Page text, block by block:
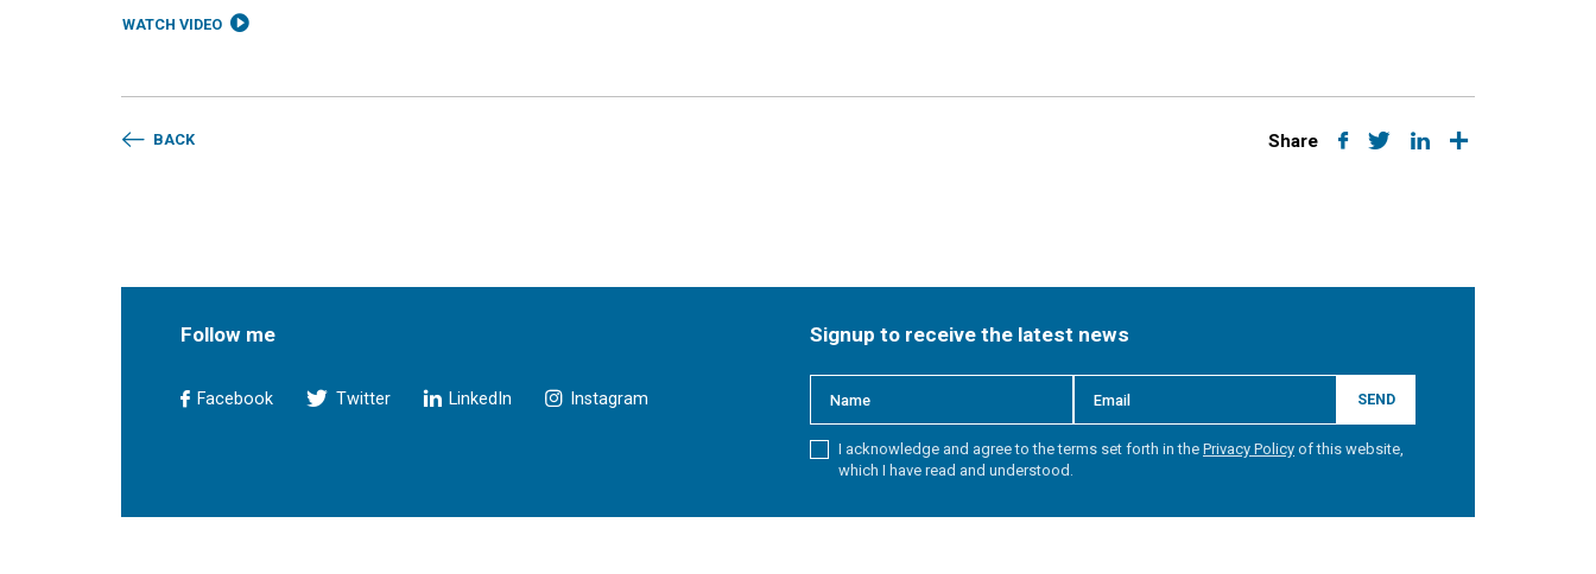
WATCH VIDEO
BACK Share
Follow me
Facebook Twitter LinkedIn Instagram
Signup to receive the latest news
SEND
I acknowledge and agree to the terms set forth in the Privacy Policy of this website,
which I have read and understood.